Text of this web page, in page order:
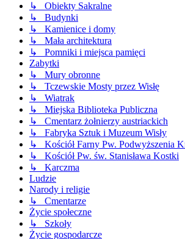
↳ Obiekty Sakralne
↳ Budynki
↳ Kamienice i domy
↳ Mała architektura
↳ Pomniki i miejsca pamięci
Zabytki
↳ Mury obronne
↳ Tczewskie Mosty przez Wisłę
↳ Wiatrak
↳ Miejska Biblioteka Publiczna
↳ Cmentarz żołnierzy austriackich
↳ Fabryka Sztuk i Muzeum Wisły
↳ Kościół Farny Pw. Podwyższenia
↳ Kościół Pw. św. Stanisława Kostki
↳ Karczma
Ludzie
Narody i religie
↳ Cmentarze
Życie społeczne
↳ Szkoły
Życie gospodarcze